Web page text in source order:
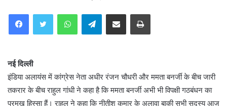
WhatsAppTelegramShare via Email Print
नई दिल्ली
इंडिया अलायंस में कांग्रेस नेता अधीर रंजन चौधरी और ममता बनर्जी के बीच जारी
तकरार के बीच राहुल गांधी ने कहा है कि ममता बनर्जी अभी भी विपक्षी गठबंधन का
प्रमुख हिस्सा हैं। राहुल ने कहा कि नीतीश कुमार के अलावा बाकी सभी सदस्य आज